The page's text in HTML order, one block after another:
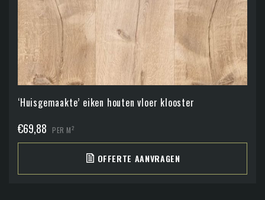
‘Huisgemaakte’ eiken houten vloer klooster
€69,88 PER M2
OFFERTE AANVRAGEN